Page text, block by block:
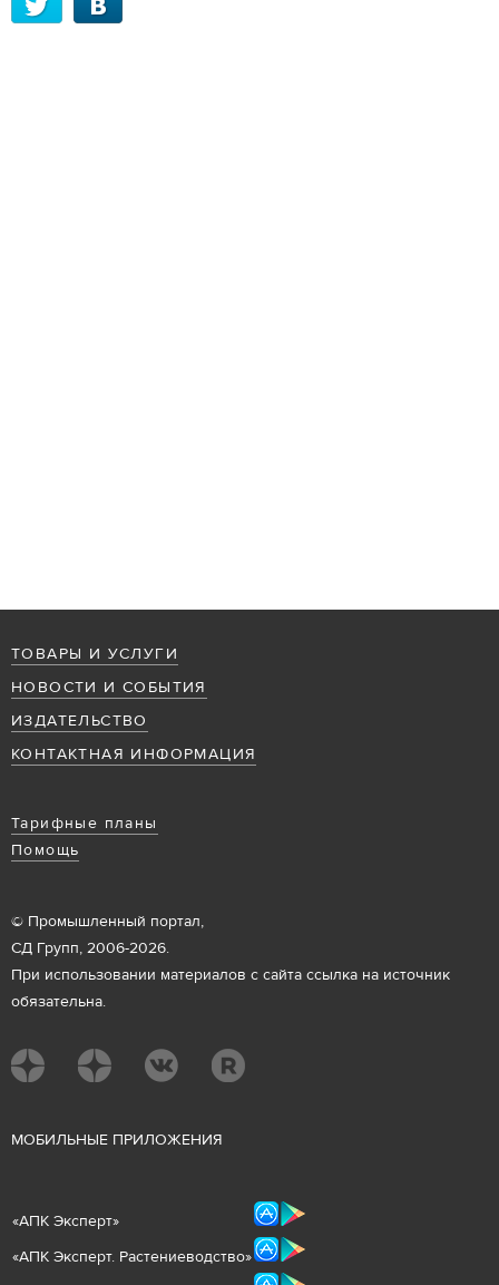
ТОВАРЫ И УСЛУГИ
НОВОСТИ И СОБЫТИЯ
ИЗДАТЕЛЬСТВО
КОНТАКТНАЯ ИНФОРМАЦИЯ
Тарифные планы
Помощь
© Промышленный портал,
СД Групп, 2006-2026.
При использовании материалов с сайта ссылка на источник
обязательна.
МОБИЛЬНЫЕ ПРИЛОЖЕНИЯ
«АПК Эксперт»
«АПК Эксперт. Растениеводство»